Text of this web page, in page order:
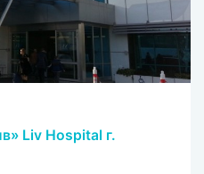
Liv Hospital г.